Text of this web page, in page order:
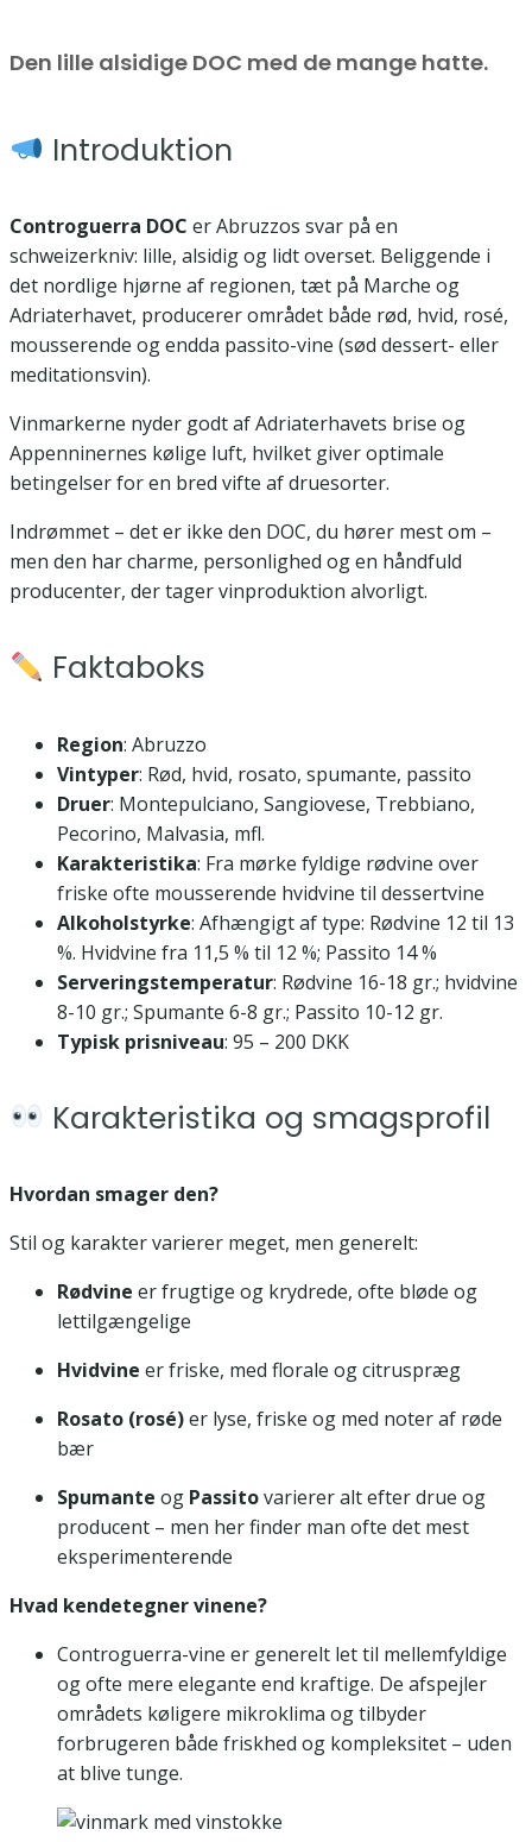
Den lille alsidige DOC med de mange hatte.
Introduktion
Controguerra DOC er Abruzzos svar på en
schweizerkniv: lille, alsidig og lidt overset. Beliggende i
det nordlige hjørne af regionen, tæt på Marche og
Adriaterhavet, producerer området både rød, hvid, rosé,
mousserende og endda passito-vine (sød dessert- eller
meditationsvin).
Vinmarkerne nyder godt af Adriaterhavets brise og
Appenninernes kølige luft, hvilket giver optimale
betingelser for en bred vifte af druesorter.
Indrømmet – det er ikke den DOC, du hører mest om –
men den har charme, personlighed og en håndfuld
producenter, der tager vinproduktion alvorligt.
Faktaboks
Region: Abruzzo
Vintyper: Rød, hvid, rosato, spumante, passito
Druer: Montepulciano, Sangiovese, Trebbiano,
Pecorino, Malvasia, mfl.
Karakteristika: Fra mørke fyldige rødvine over
friske ofte mousserende hvidvine til dessertvine
Alkoholstyrke: Afhængigt af type: Rødvine 12 til 13
%. Hvidvine fra 11,5 % til 12 %; Passito 14 %
Serveringstemperatur: Rødvine 16-18 gr.; hvidvine
8-10 gr.; Spumante 6-8 gr.; Passito 10-12 gr.
Typisk prisniveau: 95 – 200 DKK
Karakteristika og smagsprofil
Hvordan smager den?
Stil og karakter varierer meget, men generelt:
Rødvine er frugtige og krydrede, ofte bløde og
lettilgængelige
Hvidvine er friske, med florale og citruspræg
Rosato (rosé)er lyse, friske og med noter af røde
bær
Spumante og Passitovarierer alt efter drue og
producent – men her finder man ofte det mest
eksperimenterende
Hvad kendetegner vinene?
Controguerra-vine er generelt let til mellemfyldige
og ofte mere elegante end kraftige. De afspejler
områdets køligere mikroklima og tilbyder
forbrugeren både friskhed og kompleksitet – uden
at blive tunge.